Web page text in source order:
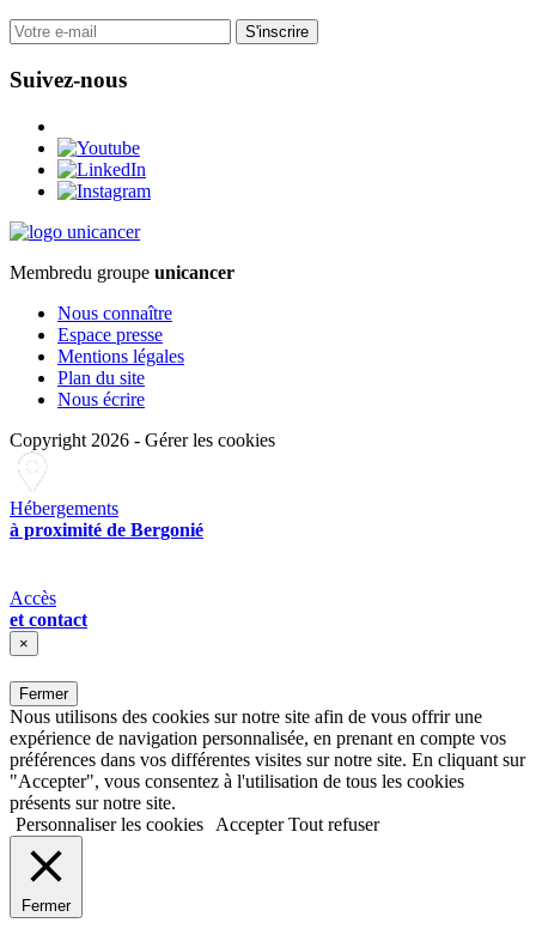
S'inscrire
Suivez-nous
Membredu groupe unicancer
Nous connaître
Espace presse
Mentions légales
Plan du site
Nous écrire
Copyright 2026 - Gérer les cookies
Hébergements
à proximité de Bergonié
Accès
et contact
×
Fermer
Nous utilisons des cookies sur notre site afin de vous offrir une
expérience de navigation personnalisée, en prenant en compte vos
préférences dans vos différentes visites sur notre site. En cliquant sur
"Accepter", vous consentez à l'utilisation de tous les cookies
présents sur notre site.
Personnaliser les cookies
Accepter Tout refuser
Fermer